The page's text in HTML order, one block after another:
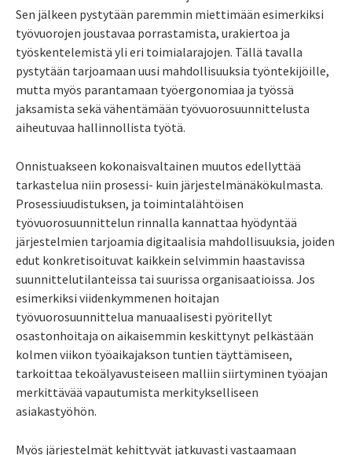
Sen jälkeen pystytään paremmin miettimään esimerkiksi
työvuorojen joustavaa porrastamista, urakiertoa ja
työskentelemistä yli eri toimialarajojen. Tällä tavalla
pystytään tarjoamaan uusi mahdollisuuksia työntekijöille,
mutta myös parantamaan työergonomiaa ja työssä
jaksamista sekä vähentämään työvuorosuunnittelusta
aiheutuvaa hallinnollista työtä.
Onnistuakseen kokonaisvaltainen muutos edellyttää
tarkastelua niin prosessi- kuin järjestelmänäkökulmasta.
Prosessiuudistuksen, ja toimintalähtöisen
työvuorosuunnittelun rinnalla kannattaa hyödyntää
järjestelmien tarjoamia digitaalisia mahdollisuuksia, joiden
edut konkretisoituvat kaikkein selvimmin haastavissa
suunnittelutilanteissa tai suurissa organisaatioissa. Jos
esimerkiksi viidenkymmenen hoitajan
työvuorosuunnittelua manuaalisesti pyöritellyt
osastonhoitaja on aikaisemmin keskittynyt pelkästään
kolmen viikon työaikajakson tuntien täyttämiseen,
tarkoittaa tekoälyavusteiseen malliin siirtyminen työajan
merkittävää vapautumista merkitykselliseen
asiakastyöhön.
Myös järjestelmät kehittyvät jatkuvasti vastaamaan